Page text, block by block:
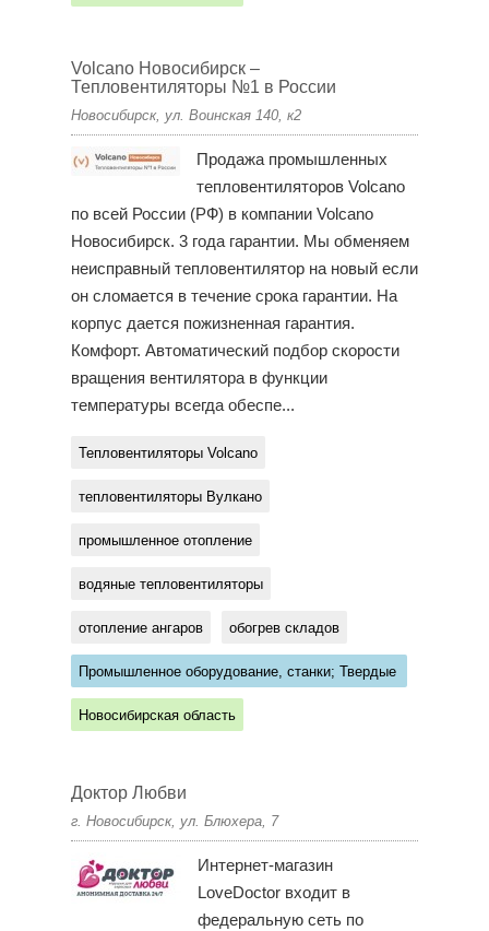
Volcano Новосибирск –
Тепловентиляторы №1 в России
Новосибирск, ул. Воинская 140, к2
Продажа промышленных
тепловентиляторов Volcano
по всей России (РФ) в компании Volcano
Новосибирск. 3 года гарантии. Мы обменяем
неисправный тепловентилятор на новый если
он сломается в течение срока гарантии. На
корпус дается пожизненная гарантия.
Комфорт. Автоматический подбор скорости
вращения вентилятора в функции
температуры всегда обеспе...
Тепловентиляторы Volcano
тепловентиляторы Вулкано
промышленное отопление
водяные тепловентиляторы
отопление ангаров обогрев складов
Промышленное оборудование, станки; Твердые
сплавы
Новосибирская область
Доктор Любви
г. Новосибирск, ул. Блюхера, 7
Интернет-магазин
LoveDoctor входит в
федеральную сеть по